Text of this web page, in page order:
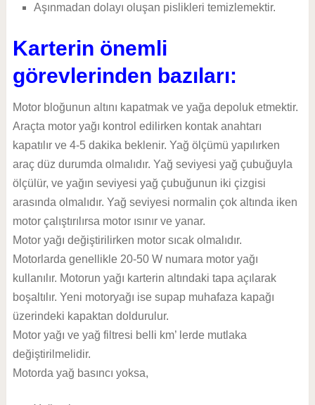
Aşınmadan dolayı oluşan pislikleri temizlemektir.
Karterin önemli
görevlerinden bazıları:
Motor bloğunun altını kapatmak ve yağa depoluk etmektir.
Araçta motor yağı kontrol edilirken kontak anahtarı
kapatılır ve 4-5 dakika beklenir. Yağ ölçümü yapılırken
araç düz durumda olmalıdır. Yağ seviyesi yağ çubuğuyla
ölçülür, ve yağın seviyesi yağ çubuğunun iki çizgisi
arasında olmalıdır. Yağ seviyesi normalin çok altında iken
motor çalıştırılırsa motor ısınır ve yanar.
Motor yağı değiştirilirken motor sıcak olmalıdır.
Motorlarda genellikle 20-50 W numara motor yağı
kullanılır. Motorun yağı karterin altındaki tapa açılarak
boşaltılır. Yeni motoryağı ise supap muhafaza kapağı
üzerindeki kapaktan doldurulur.
Motor yağı ve yağ filtresi belli km’ lerde mutlaka
değiştirilmelidir.
Motorda yağ basıncı yoksa,